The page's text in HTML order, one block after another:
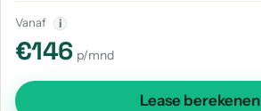
Vanaf i
€146 p/mnd
Lease berekenen